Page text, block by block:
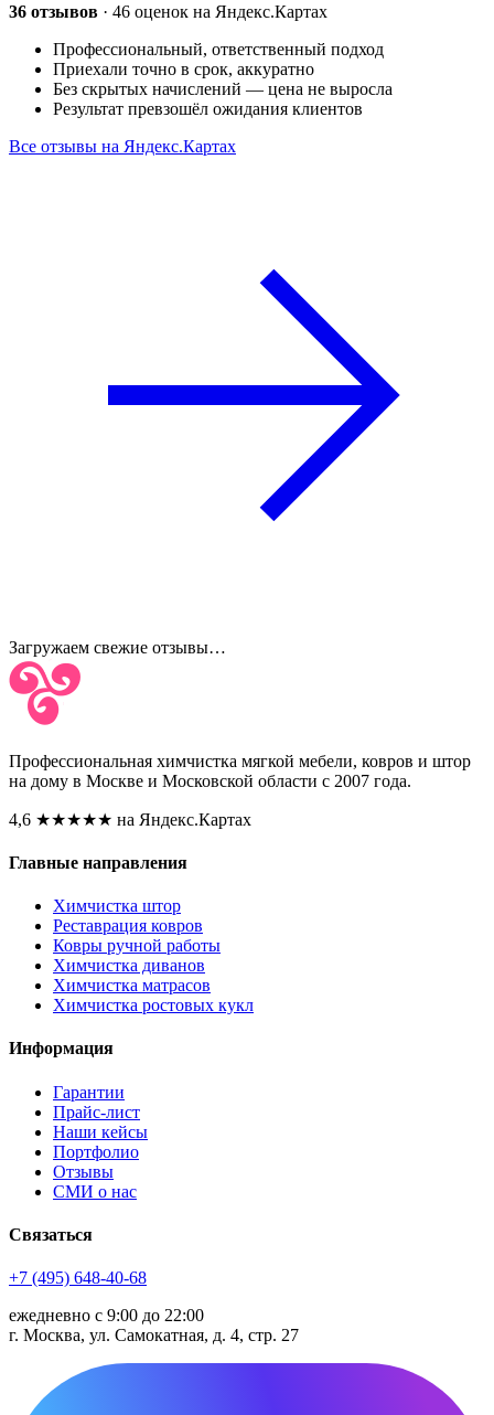
36 отзывов · 46 оценок на Яндекс.Картах
Профессиональный, ответственный подход
Приехали точно в срок, аккуратно
Без скрытых начислений — цена не выросла
Результат превзошёл ожидания клиентов
Все отзывы на Яндекс.Картах
Загружаем свежие отзывы…
Профессиональная химчистка мягкой мебели, ковров и штор
на дому в Москве и Московской области с 2007 года.
4,6 ★★★★★ на Яндекс.Картах
Главные направления
Химчистка штор
Реставрация ковров
Ковры ручной работы
Химчистка диванов
Химчистка матрасов
Химчистка ростовых кукл
Информация
Гарантии
Прайс-лист
Наши кейсы
Портфолио
Отзывы
СМИ о нас
Связаться
+7 (495) 648-40-68
ежедневно с 9:00 до 22:00
г. Москва, ул. Самокатная, д. 4, стр. 27